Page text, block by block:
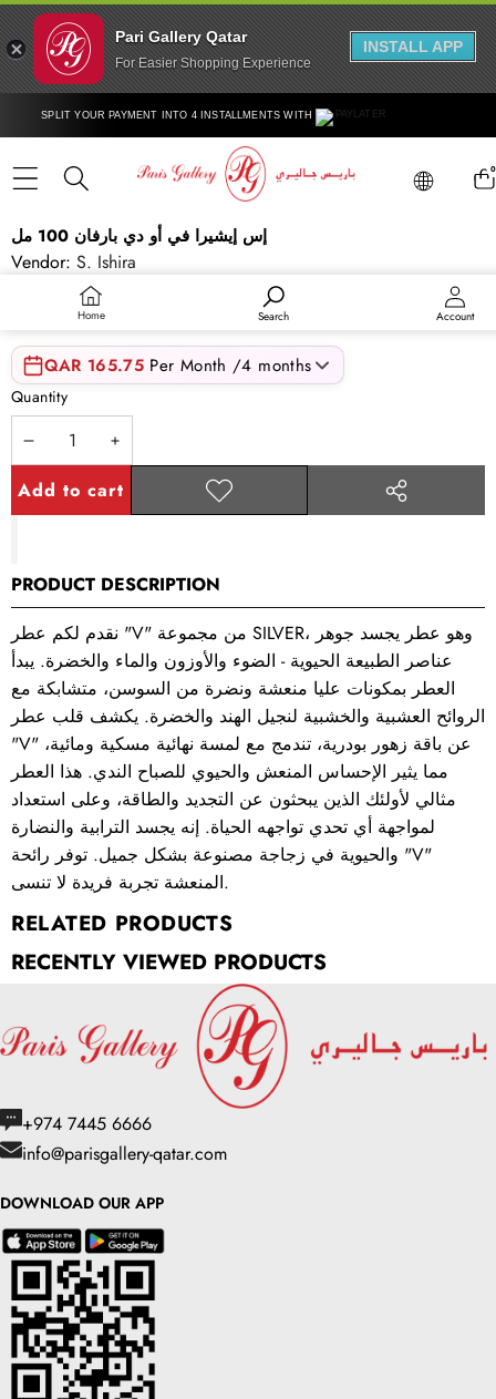
Skip to content
SPLIT YOUR PAYMENT INTO 4 INSTALLMENTS WITH
0
0
Home Search Account
Skip to product information
إس إيشيرا في أو دي بارفان 100 مل
Vendor: S. Ishira
ISR121PER00020
QAR 663.00
QAR 165.75 Per Month /4 months
Quantity
Decrease
quantity
Increase
quantity
Add to cart
PRODUCT DESCRIPTION
نقدم لكم عطر "V" من مجموعة SILVER، وهو عطر يجسد جوهر
عناصر الطبيعة الحيوية - الضوء والأوزون والماء والخضرة. يبدأ
العطر بمكونات عليا منعشة ونضرة من السوسن، متشابكة مع
الروائح العشبية والخشبية لنجيل الهند والخضرة. يكشف قلب عطر
"V" عن باقة زهور بودرية، تندمج مع لمسة نهائية مسكية ومائية،
مما يثير الإحساس المنعش والحيوي للصباح الندي. هذا العطر
مثالي لأولئك الذين يبحثون عن التجديد والطاقة، وعلى استعداد
لمواجهة أي تحدي تواجهه الحياة. إنه يجسد الترابية والنضارة
والحيوية في زجاجة مصنوعة بشكل جميل. توفر رائحة "V"
المنعشة تجربة فريدة لا تنسى.
RELATED PRODUCTS
RECENTLY VIEWED PRODUCTS
+974 7445 6666
info@parisgallery-qatar.com
DOWNLOAD OUR APP
Pari Gallery Qatar
For Easier Shopping Experience
INSTALL APP